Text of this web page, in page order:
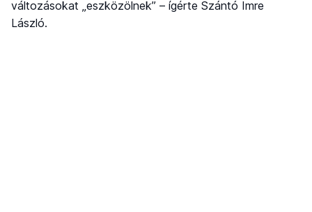
változásokat „eszközölnek” – ígérte Szántó Imre
László.